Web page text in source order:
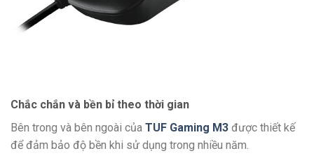
Chắc chắn và bền bỉ theo thời gian
Bên trong và bên ngoài của TUF Gaming M3 được thiết kế
để đảm bảo độ bền khi sử dụng trong nhiều năm.